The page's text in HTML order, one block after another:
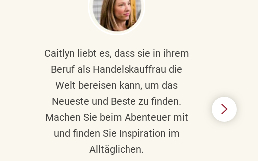
Caitlyn liebt es, dass sie in ihrem
Beruf als Handelskauffrau die
Welt bereisen kann, um das
Neueste und Beste zu finden.
Machen Sie beim Abenteuer mit
und finden Sie Inspiration im
Alltäglichen.